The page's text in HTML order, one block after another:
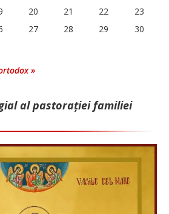
20 21 22
23
27 28 29
30
»
al pastorației familiei